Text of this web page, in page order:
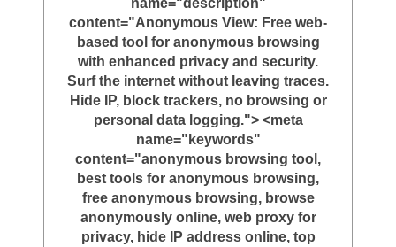
content="Anonymous View: Free web-
based tool for anonymous browsing
with enhanced privacy and security.
Surf the internet without leaving traces.
Hide IP, block trackers, no browsing or
personal data logging."> <meta
name="keywords"
content="anonymous browsing tool,
best tools for anonymous browsing,
free anonymous browsing, browse
anonymously online, web proxy for
privacy, hide IP address online, top